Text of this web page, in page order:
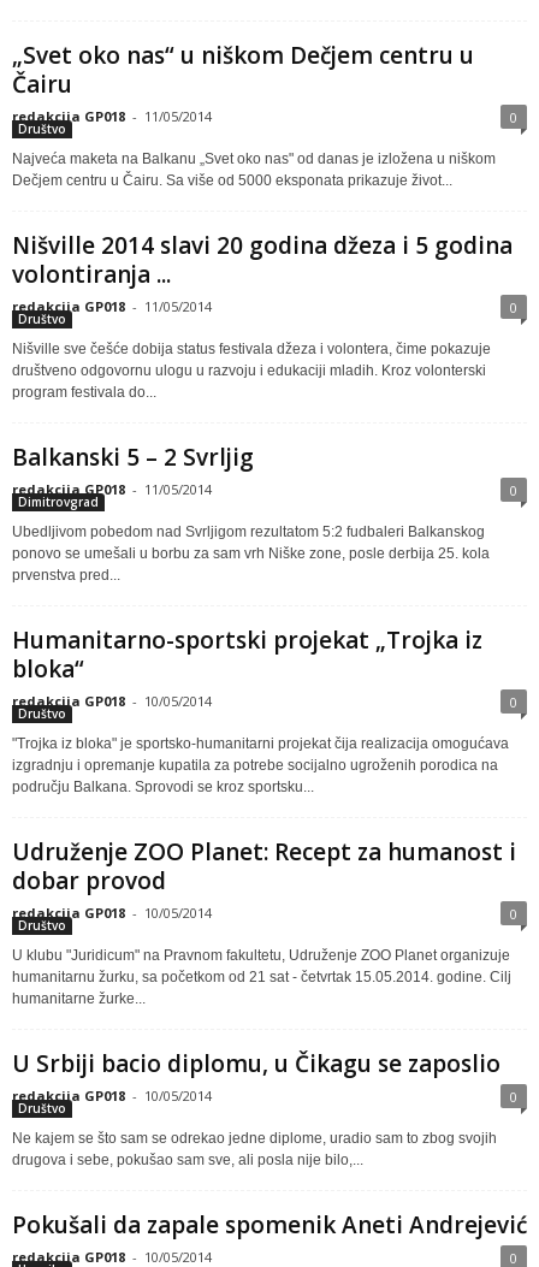
„Svet oko nas“ u niškom Dečjem centru u
Čairu
redakcija GP018 - 11/05/2014 0
Društvo
Najveća maketa na Balkanu „Svet oko nas" od danas je izložena u niškom
Dečjem centru u Čairu. Sa više od 5000 eksponata prikazuje život...
Nišville 2014 slavi 20 godina džeza i 5 godina
volontiranja ...
redakcija GP018 - 11/05/2014 0
Društvo
Nišville sve češće dobija status festivala džeza i volontera, čime pokazuje
društveno odgovornu ulogu u razvoju i edukaciji mladih. Kroz volonterski
program festivala do...
Balkanski 5 – 2 Svrljig
redakcija GP018 - 11/05/2014 0
Dimitrovgrad
Ubedljivom pobedom nad Svrljigom rezultatom 5:2 fudbaleri Balkanskog
ponovo se umešali u borbu za sam vrh Niške zone, posle derbija 25. kola
prvenstva pred...
Humanitarno-sportski projekat „Trojka iz
bloka“
redakcija GP018 - 10/05/2014 0
Društvo
"Trojka iz bloka" je sportsko-humanitarni projekat čija realizacija omogućava
izgradnju i opremanje kupatila za potrebe socijalno ugroženih porodica na
području Balkana. Sprovodi se kroz sportsku...
Udruženje ZOO Planet: Recept za humanost i
dobar provod
redakcija GP018 - 10/05/2014 0
Društvo
U klubu "Juridicum" na Pravnom fakultetu, Udruženje ZOO Planet organizuje
humanitarnu žurku, sa početkom od 21 sat - četvrtak 15.05.2014. godine. Cilj
humanitarne žurke...
U Srbiji bacio diplomu, u Čikagu se zaposlio
redakcija GP018 - 10/05/2014 0
Društvo
Ne kajem se što sam se odrekao jedne diplome, uradio sam to zbog svojih
drugova i sebe, pokušao sam sve, ali posla nije bilo,...
Pokušali da zapale spomenik Aneti Andrejević
redakcija GP018 - 10/05/2014 0